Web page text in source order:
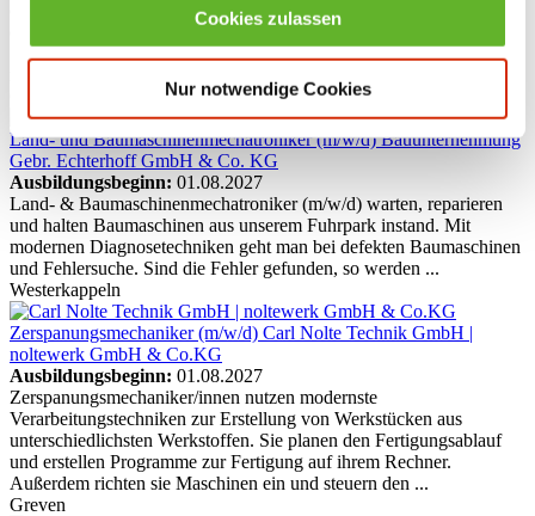
Cookies zulassen
Nur notwendige Cookies
die Fertigung von Kunststoff- und Kautschukprodukten und richten
die jeweils entsprechenden Produktionsmaschinen und -anlagen ein.
Sie kontrollieren die Qualität der fertigen Produkte. Darüber hinaus
Land- und Baumaschinenmechatroniker (m/w/d)Bauunternehmung
Gebr. Echterhoff GmbH & Co. KG
Ausbildungsbeginn: 01.08.2027
Land- & Baumaschinenmechatroniker (m/w/d) warten, reparieren
und halten Baumaschinen aus unserem Fuhrpark instand. Mit
modernen Diagnosetechniken geht man bei defekten Baumaschinen
und Fehlersuche. Sind die Fehler gefunden, so werden ...
Westerkappeln
Zerspanungsmechaniker (m/w/d) Carl Nolte Technik GmbH |
noltewerk GmbH & Co.KG
Ausbildungsbeginn: 01.08.2027
Zerspanungsmechaniker/innen nutzen modernste
Verarbeitungstechniken zur Erstellung von Werkstücken aus
unterschiedlichsten Werkstoffen. Sie planen den Fertigungsablauf
und erstellen Programme zur Fertigung auf ihrem Rechner.
Außerdem richten sie Maschinen ein und steuern den ...
Greven